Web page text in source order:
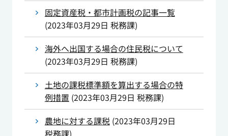
固定資産税・都市計画税の記事一覧
(2023年03月29日 税務課)
海外へ出国する場合の住民税について
(2023年03月29日 税務課)
土地の課税標準額を算出する場合の特
例措置(2023年03月29日 税務課)
農地に対する課税(2023年03月29日